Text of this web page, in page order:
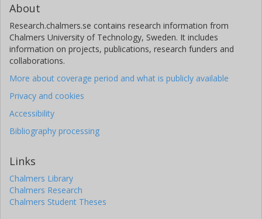
About
Research.chalmers.se contains research information from
Chalmers University of Technology, Sweden. It includes
information on projects, publications, research funders and
collaborations.
More about coverage period and what is publicly available
Privacy and cookies
Accessibility
Bibliography processing
Links
Chalmers Library
Chalmers Research
Chalmers Student Theses